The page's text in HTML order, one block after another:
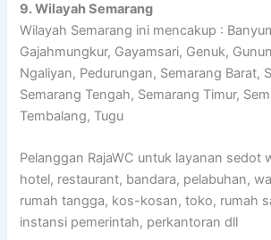
9. Wilayah Semarang
Wilayah Semarang ini mencakup :
Gajahmungkur, Gayamsari, Genuk,
Ngaliyan, Pedurungan, Semarang Barat,
Semarang Tengah, Semarang Timur,
Tembalang, Tugu
Pelanggan RajaWC untuk layanan sedot
hotel, restaurant, bandara, pelabuhan,
rumah tangga, kos-kosan, toko, rumah
instansi pemerintah, perkantoran dll